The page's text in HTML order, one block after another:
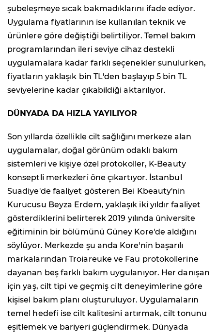
şubeleşmeye sıcak bakmadıklarını ifade ediyor.
Uygulama fiyatlarının ise kullanılan teknik ve
ürünlere göre değiştiği belirtiliyor. Temel bakım
programlarından ileri seviye cihaz destekli
uygulamalara kadar farklı seçenekler sunulurken,
fiyatların yaklaşık bin TL'den başlayıp 5 bin TL
seviyelerine kadar çıkabildiği aktarılıyor.
DÜNYADA DA HIZLA YAYILIYOR
Son yıllarda özellikle cilt sağlığını merkeze alan
uygulamalar, doğal görünüm odaklı bakım
sistemleri ve kişiye özel protokoller, K-Beauty
konseptli merkezleri öne çıkartıyor. İstanbul
Suadiye'de faaliyet gösteren Bei Kbeauty'nin
Kurucusu Beyza Erdem, yaklaşık iki yıldır faaliyet
gösterdiklerini belirterek 2019 yılında üniversite
eğitiminin bir bölümünü Güney Kore'de aldığını
söylüyor. Merkezde şu anda Kore'nin başarılı
markalarından Troiareuke ve Fau protokollerine
dayanan beş farklı bakım uygulanıyor. Her danışan
için yaş, cilt tipi ve geçmiş cilt deneyimlerine göre
kişisel bakım planı oluşturuluyor. Uygulamaların
temel hedefi ise cilt kalitesini artırmak, cilt tonunu
eşitlemek ve bariyeri güçlendirmek. Dünyada